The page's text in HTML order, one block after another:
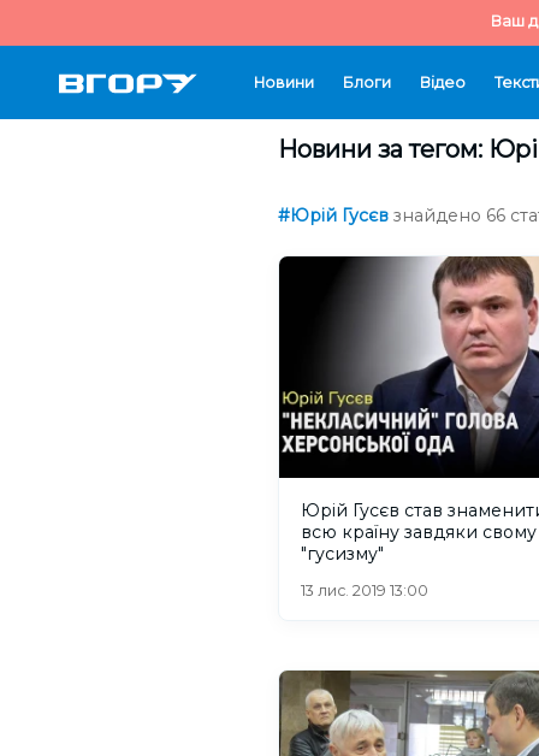
Ваш
Новини Блоги Відео
Новини за тегом:
#Юрій Гусєв знайдено 66
Юрій Гусєв став
всю країну завдяки свому
"гусизму"
13 лис. 2019 13:00